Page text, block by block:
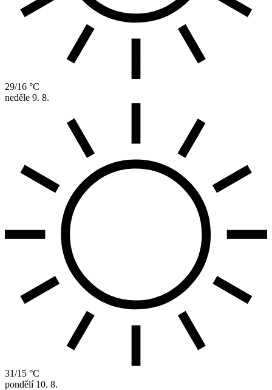
29/16 °C
neděle 9. 8.
31/15 °C
pondělí 10. 8.